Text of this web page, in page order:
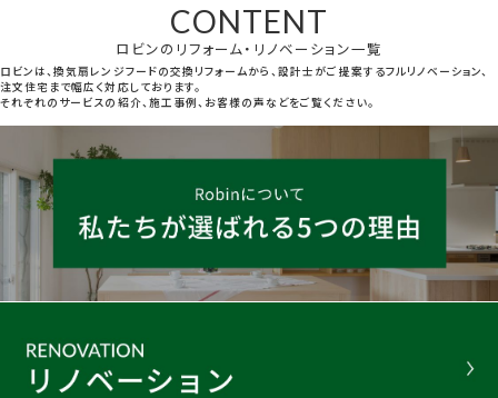
CONTENT
ロビンのリフォーム・リノベーション一覧
ロビンは、換気扇レンジフードの交換リフォームから、設計士がご提案するフルリノベーション、
注文住宅まで幅広く対応しております。
それぞれのサービスの紹介、施工事例、お客様の声などをご覧ください。